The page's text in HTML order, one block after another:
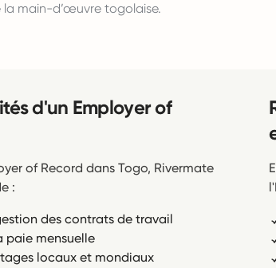
la main-d’œuvre togolaise.
d'un Employer of
of Record dans Togo, Rivermate
:
des contrats de travail
paie mensuelle
locaux et mondiaux